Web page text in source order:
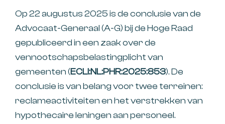
Op 22 augustus 2025 is de conclusie van de
Advocaat-Generaal (A-G) bij de Hoge Raad
gepubliceerd in een zaak over de
vennootschapsbelastingplicht van
gemeenten (ECLI:NL:PHR:2025:853). De
conclusie is van belang voor twee terreinen:
reclameactiviteiten en het verstrekken van
hypothecaire leningen aan personeel.